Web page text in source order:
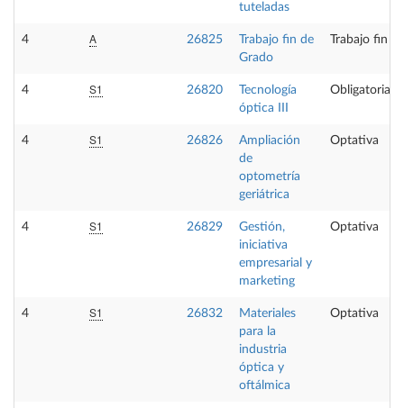
tuteladas
4 A 26825
Trabajo fin de
Grado
Trabajo fin
4 S1 26820
Tecnología
óptica III
Obligatoria
4 S1 26826
Ampliación
de
optometría
geriátrica
Optativa
4 S1 26829
Gestión,
iniciativa
empresarial y
marketing
Optativa
4 S1 26832
Materiales
para la
industria
óptica y
oftálmica
Optativa